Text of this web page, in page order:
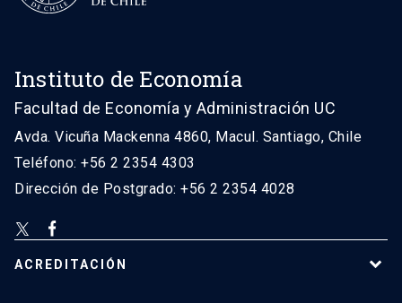
Instituto de Economía
Facultad de Economía y Administración UC
Avda. Vicuña Mackenna 4860, Macul. Santiago, Chile
Teléfono: +56 2 2354 4303
Dirección de Postgrado: +56 2 2354 4028
ACREDITACIÓN